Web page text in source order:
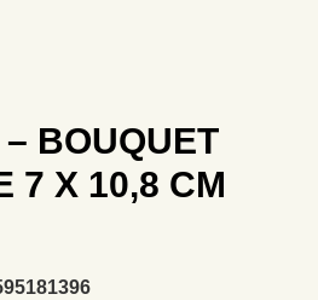
BOUQUET
7 X 10,8 CM